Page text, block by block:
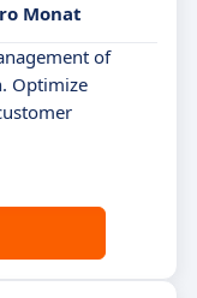
Monat
of
Optimize